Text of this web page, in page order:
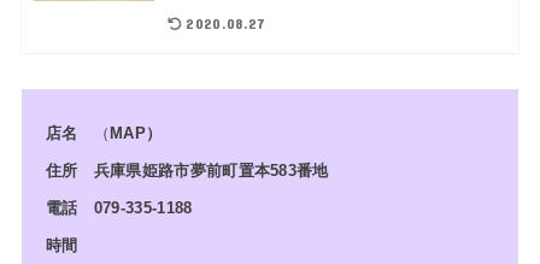
2020.08.27
店名 （MAP）
住所 兵庫県姫路市夢前町置本583番地
電話 079-335-1188
時間